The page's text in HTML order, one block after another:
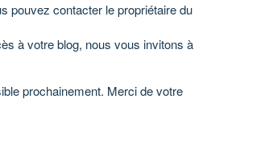
pouvez contacter le propriétaire du
à votre blog, nous vous invitons à
prochainement. Merci de votre